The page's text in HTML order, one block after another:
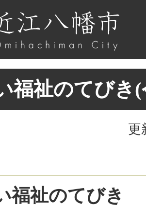
福祉のてびき
更
福祉のてびき